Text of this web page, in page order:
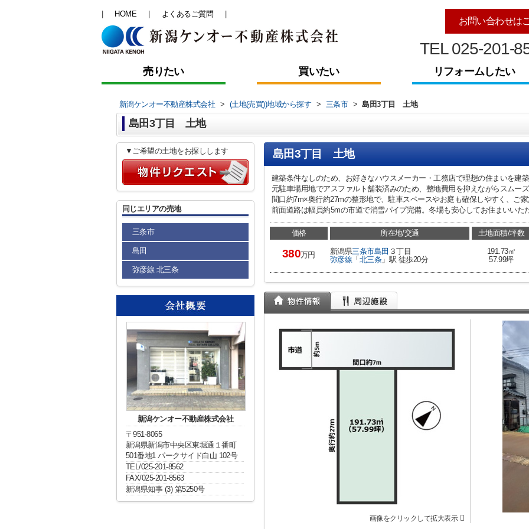
HOME よくあるご質問
お問い合わせは
TEL 025-201-
売りたい 買いたい リフォームしたい
新潟ケンオー不動産株式会社 > (土地(売買))地域から探す > 三条市 > 島田3丁目 土地
島田3丁目 土地
島田3丁目 土地
建築条件なしのため、お好きなハウスメーカー・工務店で理想の住まいを建
元駐車場用地でアスファルト舗装済みのため、整地費用を抑えながらスムー
間口約7m×奥行約27mの整形地で、駐車スペースやお庭も確保しやすく、ご
前面道路は幅員約5mの市道で消雪パイプ完備。冬場も安心してお住まいいた
価格
380万円
所在地/交通
新潟県三条市島田 ３丁目
弥彦線 「 北三条」駅 徒歩20分
土地面積/坪数
191.73㎡
57.99坪
画像をクリックして拡大表示
▼ご希望の土地をお探しします
同じエリアの売地
三条市
島田
弥彦線 北三条
新潟ケンオー不動産株式会社
〒951-8065
新潟県新潟市中央区東堀通１番町
501番地1 パークサイド白山 102号
TEL/025-201-8562
FAX/025-201-8563
新潟県知事 (3) 第5250号